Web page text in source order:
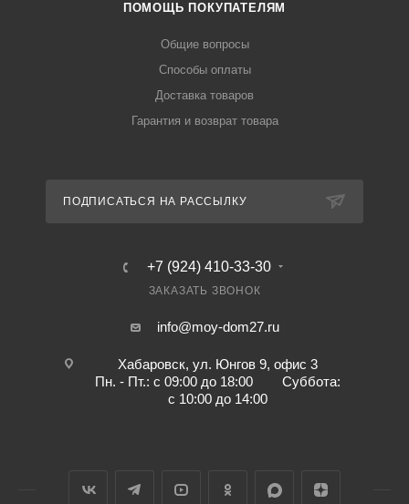
ПОМОЩЬ ПОКУПАТЕЛЯМ
Общие вопросы
Способы оплаты
Доставка товаров
Гарантия и возврат товара
ПОДПИСАТЬСЯ НА РАССЫЛКУ
+7 (924) 410-33-30
ЗАКАЗАТЬ ЗВОНОК
info@moy-dom27.ru
Хабаровск, ул. Юнгов 9, офис 3
Пн. - Пт.: с 09:00 до 18:00 Суббота:
с 10:00 до 14:00